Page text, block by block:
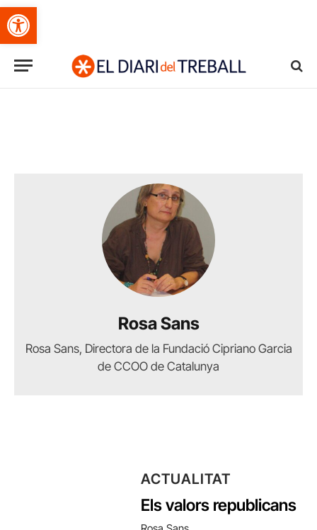
Obre la barra d'eines
Rosa Sans
Rosa Sans, Directora de la Fundació Cipriano Garcia
de CCOO de Catalunya
ACTUALITAT
Els valors republicans